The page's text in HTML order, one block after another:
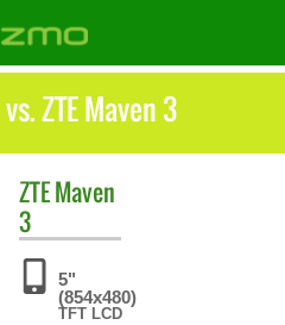
ZTE Maven 3
ZTEMaven
3
5"
(854x480)
TFT LCD